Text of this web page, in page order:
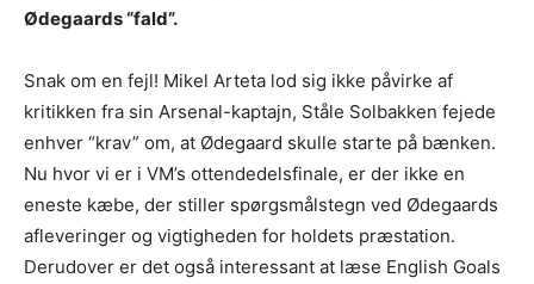
Ødegaards “fald”.
Snak om en fejl! Mikel Arteta lod sig ikke påvirke af
kritikken fra sin Arsenal-kaptajn, Ståle Solbakken fejede
enhver “krav” om, at Ødegaard skulle starte på bænken.
Nu hvor vi er i VM’s ottendedelsfinale, er der ikke en
eneste kæbe, der stiller spørgsmålstegn ved Ødegaards
afleveringer og vigtigheden for holdets præstation.
Derudover er det også interessant at læse English Goals